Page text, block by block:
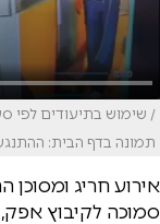
/ שימוש בתיעודים לפי סעיף 27א לחוק זכויות
תמונה בדף הבית:
אירוע חריג
סמוכה לקיבוץ